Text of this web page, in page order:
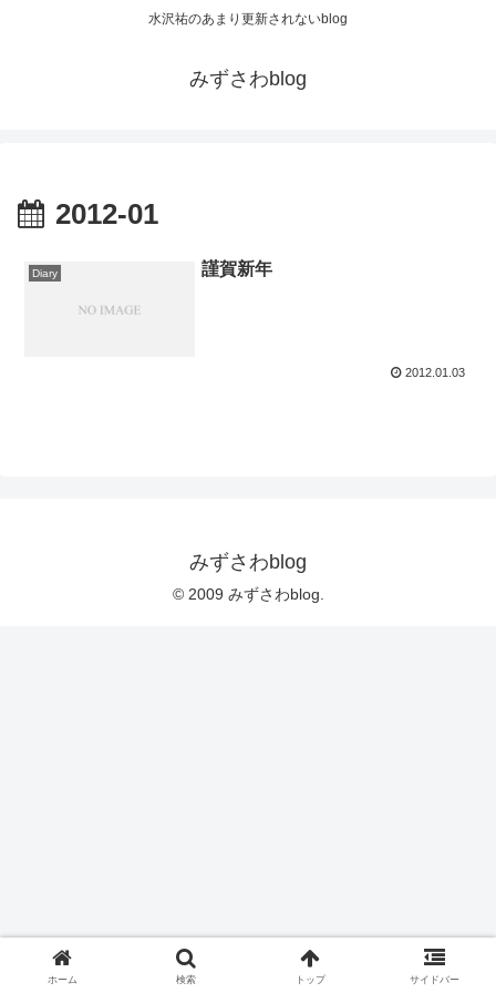
水沢祐のあまり更新されないblog
みずさわblog
2012-01
Diary 謹賀新年
2012.01.03
みずさわblog
© 2009 みずさわblog.
ホーム 検索 トップ サイドバー